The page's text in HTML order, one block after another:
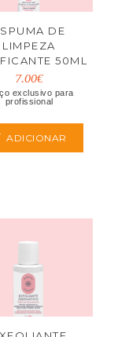
DE
LIMPEZA
50ML
SKIN
7.00€
exclusivo para
profissional
ADICIONAR